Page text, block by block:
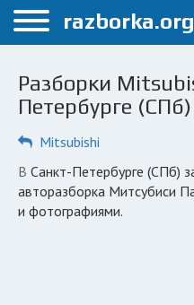
Меню
Санкт-Петербург
Автосервисы
Разборки
Петербурге (СПб)
Mitsubishi
в Санкт-Петербурге (СПб) зарегистрирована 1
авторазборка Митсубиси
и фотографиями.
razborka.org